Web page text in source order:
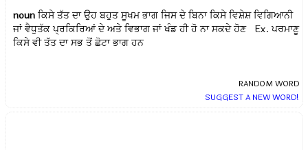
noun ਕਿਸੇ ਤੱਤ ਦਾ ਉਹ ਬਹੁਤ ਸੂਖਮ ਭਾਗ ਜਿਸ ਦੇ ਬਿਨਾ ਕਿਸੇ ਵਿਸ਼ੇਸ਼ ਵਿਗਿਆਨੀ
ਜਾਂ ਵੈਧੁਤੱਕ ਪ੍ਰਕਿਰਿਆਂ ਦੇ ਅਤੇ ਵਿਭਾਗ ਜਾਂ ਖੰਡ ਹੀ ਹੋ ਨਾ ਸਕਦੇ ਹੋਣ Ex.ਪਰਮਾਣੂ
ਕਿਸੇ ਵੀ ਤੱਤ ਦਾ ਸਭ ਤੋਂ ਛੋਟਾ ਭਾਗ ਹਨ
RANDOM WORD
SUGGEST A NEW WORD!